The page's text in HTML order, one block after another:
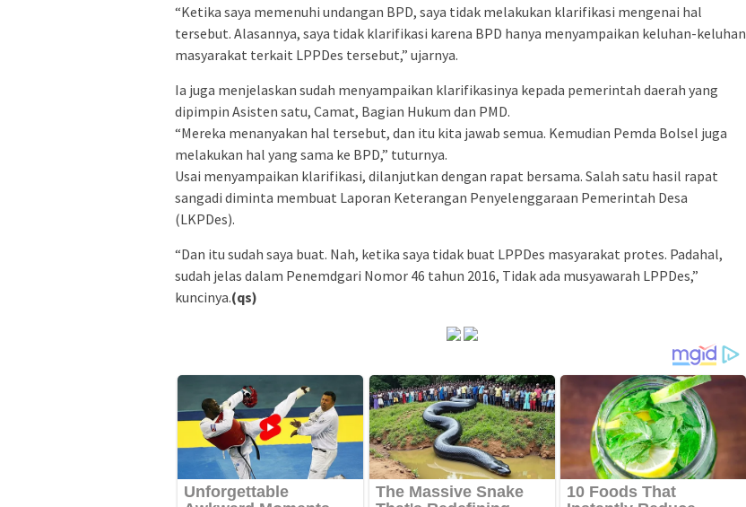
“Ketika saya memenuhi undangan BPD, saya tidak melakukan klarifikasi mengenai hal
tersebut. Alasannya, saya tidak klarifikasi karena BPD hanya menyampaikan keluhan-keluhan
masyarakat terkait LPPDes tersebut,” ujarnya.
Ia juga menjelaskan sudah menyampaikan klarifikasinya kepada pemerintah daerah yang
dipimpin Asisten satu, Camat, Bagian Hukum dan PMD.
“Mereka menanyakan hal tersebut, dan itu kita jawab semua. Kemudian Pemda Bolsel juga
melakukan hal yang sama ke BPD,” tuturnya.
Usai menyampaikan klarifikasi, dilanjutkan dengan rapat bersama. Salah satu hasil rapat
sangadi diminta membuat Laporan Keterangan Penyelenggaraan Pemerintah Desa
(LKPDes).
“Dan itu sudah saya buat. Nah, ketika saya tidak buat LPPDes masyarakat protes. Padahal,
sudah jelas dalam Penemdgari Nomor 46 tahun 2016, Tidak ada musyawarah LPPDes,”
kuncinya.(qs)